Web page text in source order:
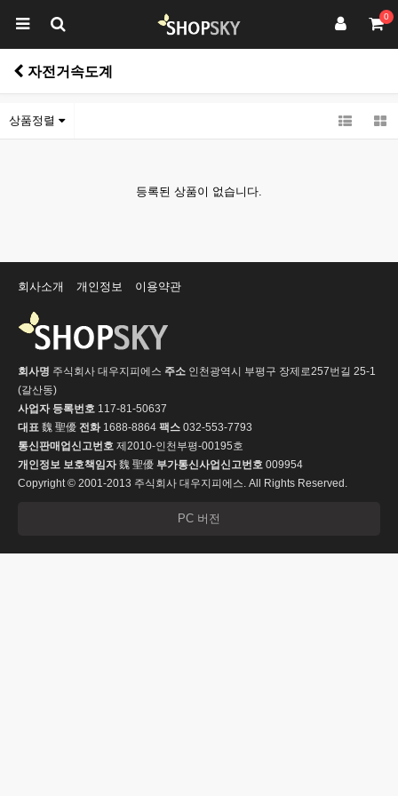
0
자전거속도계
상품정렬
등록된 상품이 없습니다.
회사소개 개인정보 이용약관
회사명 주식회사 대우지피에스 주소 인천광역시 부평구 장제로257번길 25-1
(갈산동)
사업자 등록번호 117-81-50637
대표 魏 聖優 전화1688-8864 팩스 032-553-7793
통신판매업신고번호 제2010-인천부평-00195호
개인정보 보호책임자魏 聖優 부가통신사업신고번호 009954
Copyright © 2001-2013 주식회사 대우지피에스. All Rights Reserved.
PC 버전